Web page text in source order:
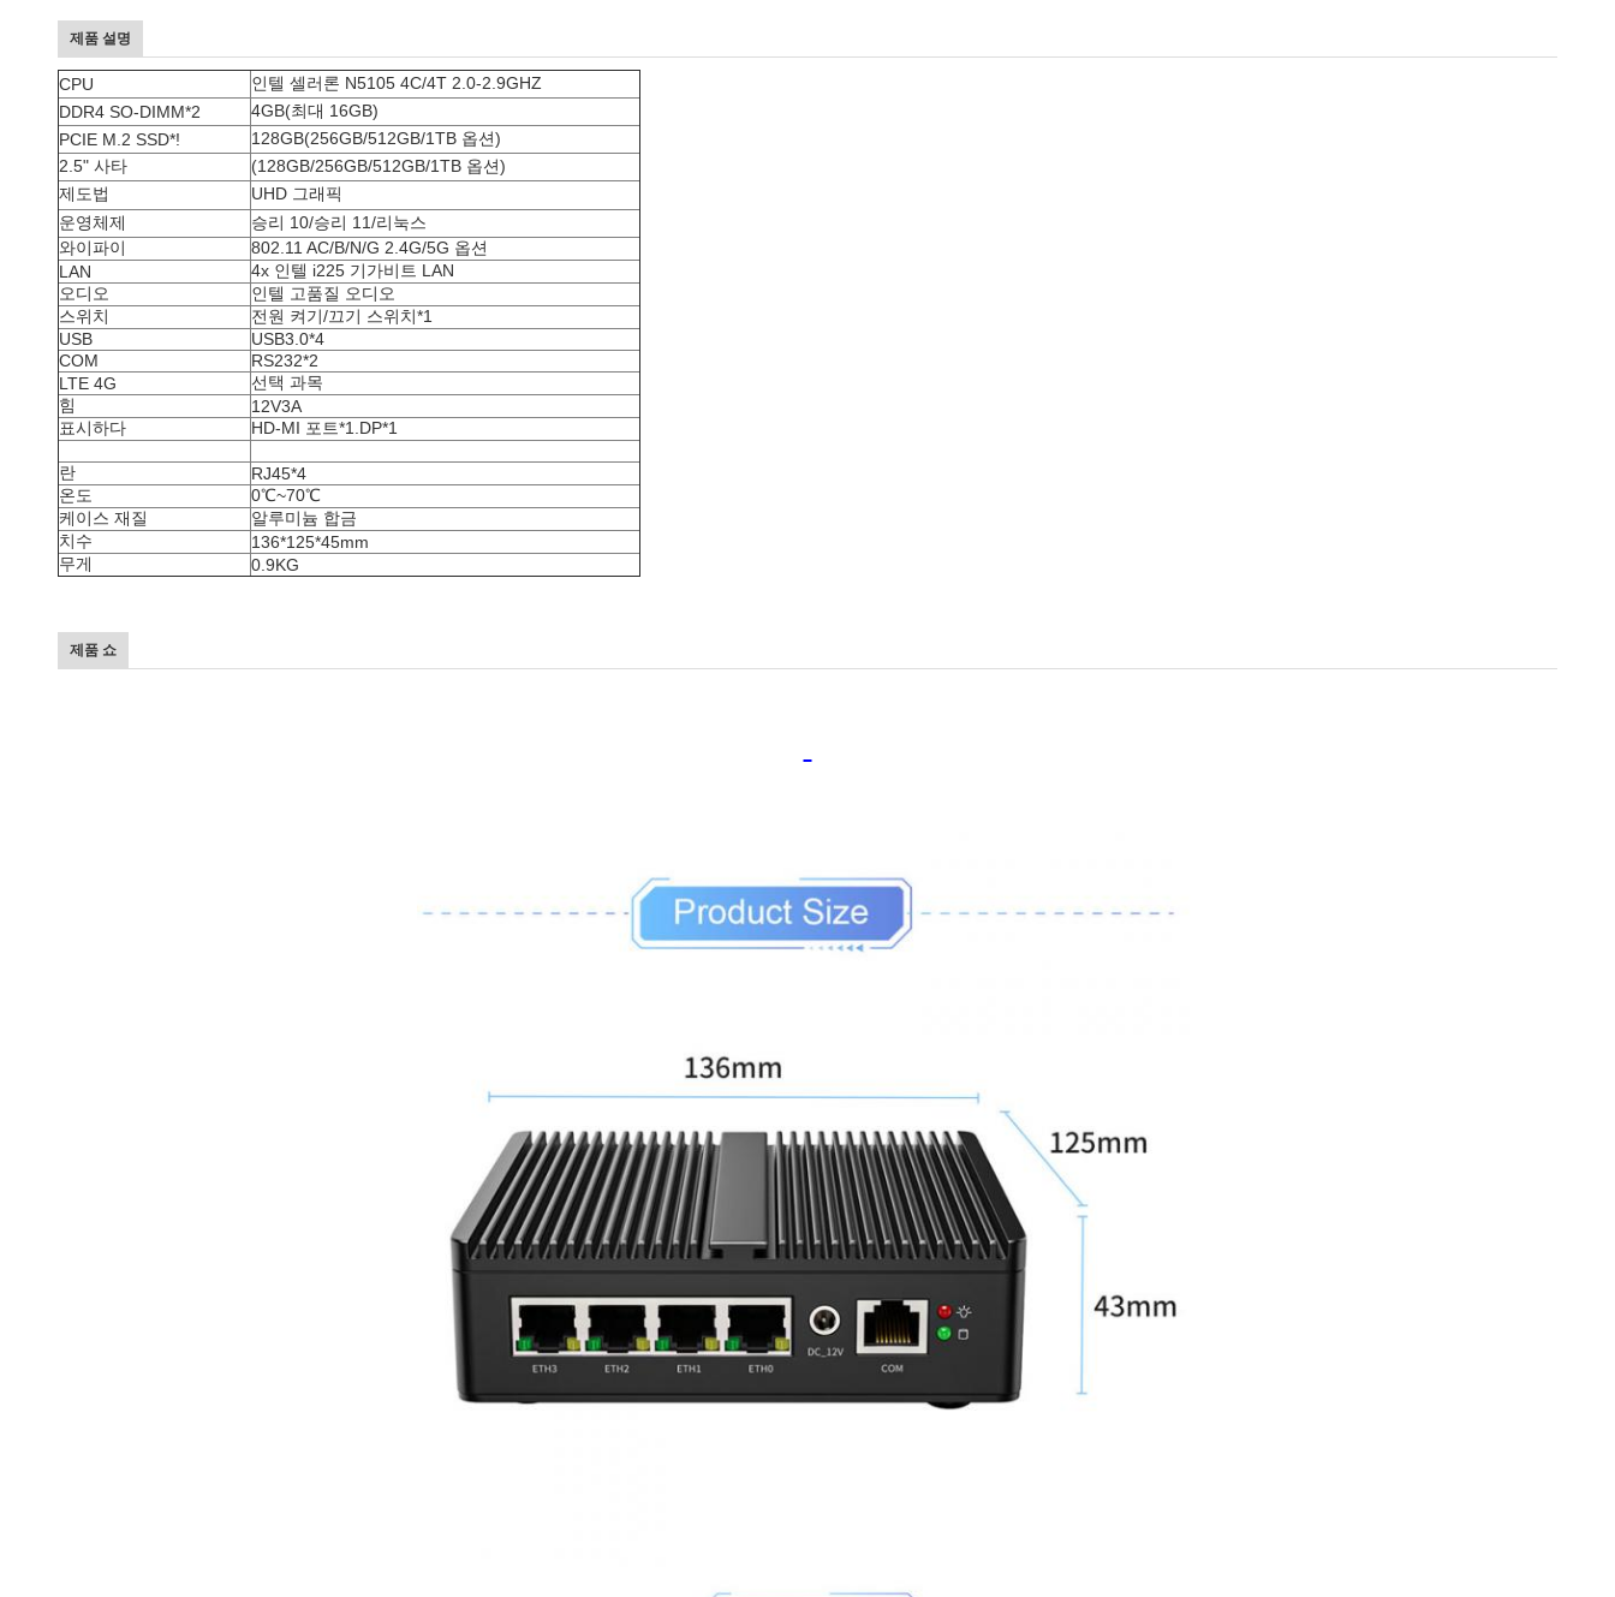
제품 설명
CPU
인텔 셀러론 N5105 4C/4T 2.0-2.9GHZ
DDR4 SO-DIMM*2
4GB(최대 16GB)
PCIE M.2 SSD*!
128GB(256GB/512GB/1TB 옵션)
2.5" 사타
(128GB/256GB/512GB/1TB 옵션)
제도법
UHD 그래픽
운영체제
승리 10/승리 11/리눅스
와이파이
802.11 AC/B/N/G 2.4G/5G 옵션
LAN
4x 인텔 i225 기가비트 LAN
오디오
인텔 고품질 오디오
스위치
전원 켜기/끄기 스위치*1
USB
USB3.0*4
COM
RS232*2
LTE 4G
선택 과목
힘
12V3A
표시하다
HD-MI 포트*1.DP*1
란
RJ45*4
온도
0℃~70℃
케이스 재질
알루미늄 합금
치수
136*125*45mm
무게
0.9KG
제품 쇼